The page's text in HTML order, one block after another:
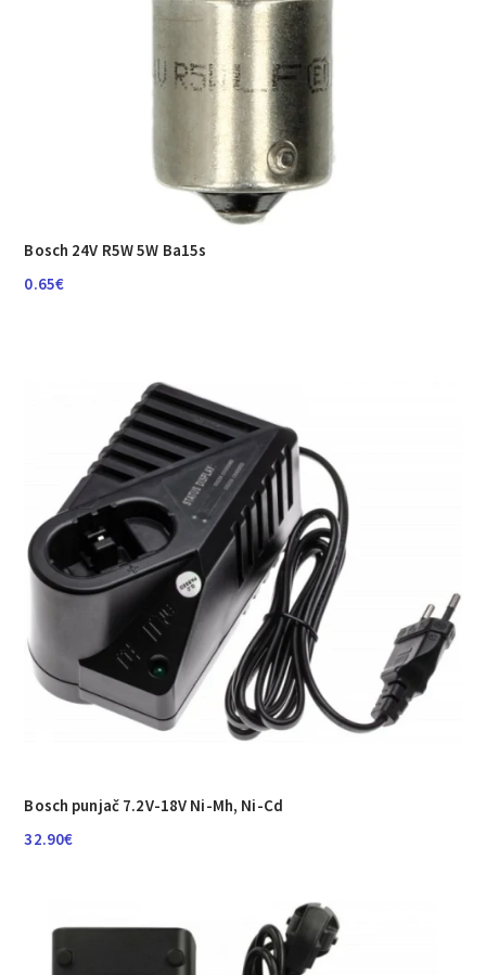
Bosch 24V R5W 5W Ba15s
0.65€
Bosch punjač 7.2V-18V Ni-Mh, Ni-Cd
32.90€